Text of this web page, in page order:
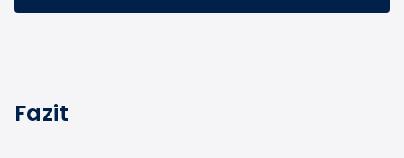
Fazit